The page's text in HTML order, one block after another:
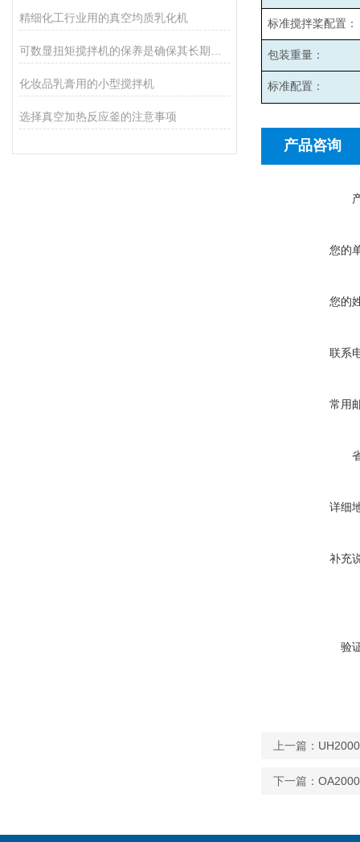
精细化工行业用的真空均质乳化机
化妆品乳膏用的小型搅拌机
选择真空加热反应釜的注意事项
标准搅拌桨配置：
包装重量：
标准配置：
产品咨询
您的
您的
联系
常用
详细
补充
验
上一篇：
下一篇：